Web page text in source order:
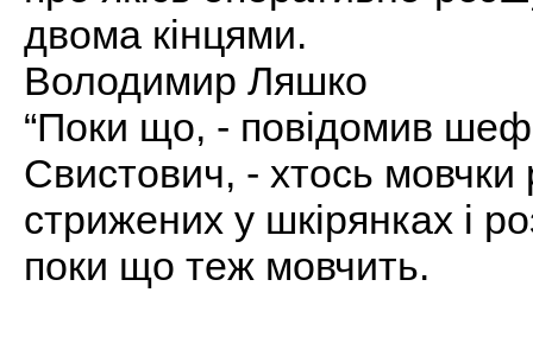
двома кінцями.
Володимир Ляшко
“Поки що, - повідомив
Свистович, - хтось
стрижених у шкірянках і
поки що теж мовчить.